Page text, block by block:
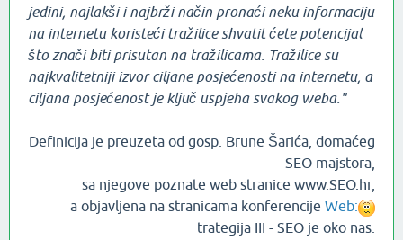
jedini, najlakši i najbrži način pronaći neku informaciju
na internetu koristeći tražilice shvatit ćete potencijal
što znači biti prisutan na tražilicama. Tražilice su
najkvalitetniji izvor ciljane posjećenosti na internetu, a
ciljana posjećenost je ključ uspjeha svakog weba."
Definicija je preuzeta od gosp. Brune Šarića, domaćeg
SEO majstora,
sa njegove poznate web stranice www.SEO.hr,
a objavljena na stranicama konferencije Web:
trategija III - SEO je oko nas.